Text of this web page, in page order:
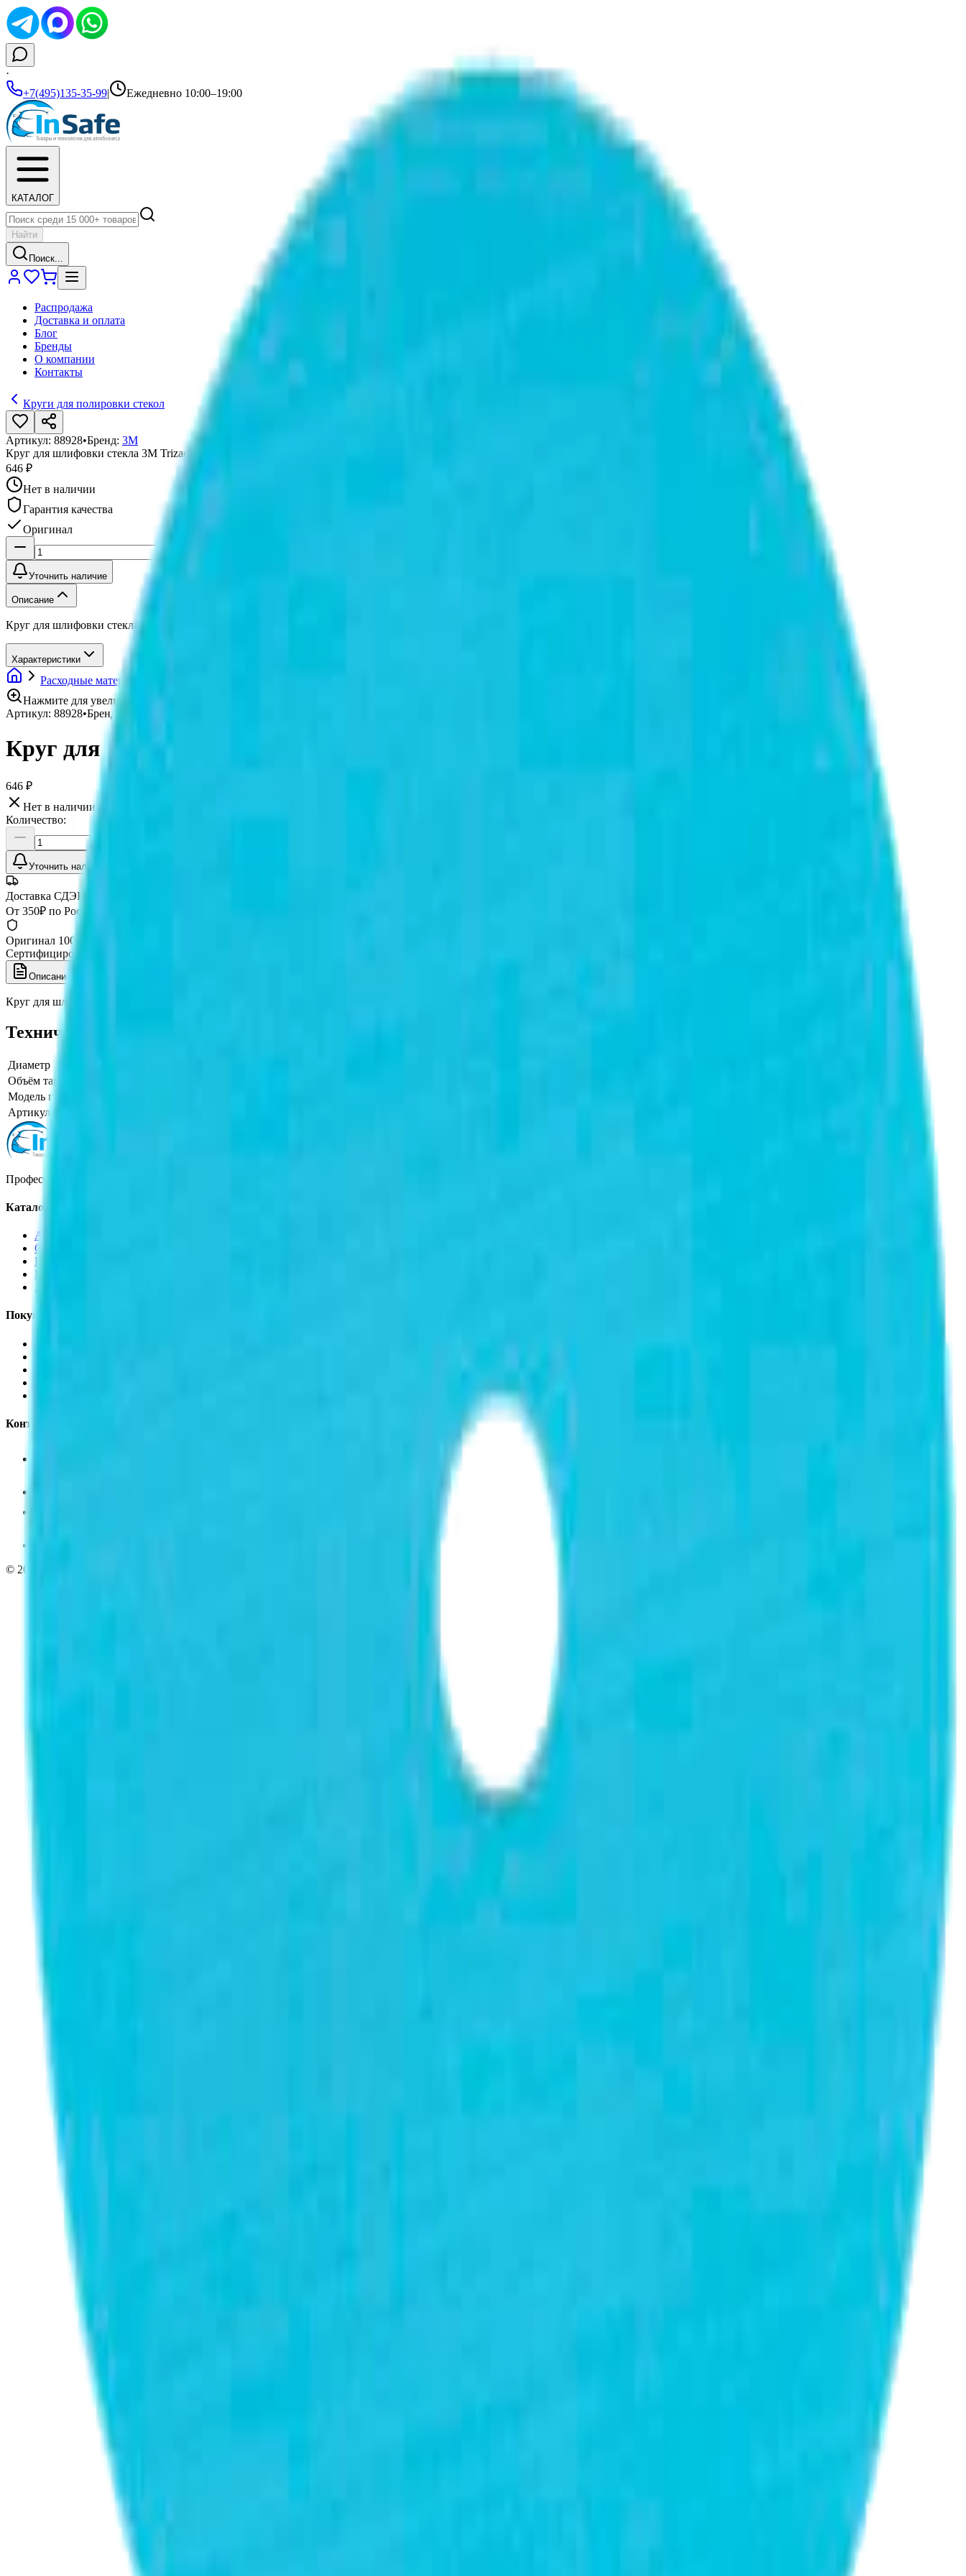
·
+7(495)135-35-99| Ежедневно 10:00–19:00
КАТАЛОГ
Найти
Поиск...
Распродажа
Доставка и оплата
Блог
Бренды
О компании
Контакты
Круги для полировки стекол
Артикул: 88928•Бренд: 3М
Круг для шлифовки стекла 3М Trizact 268ХА 88928 А10 голубой 125 мм
646 ₽
Нет в наличии
Гарантия качества
Оригинал
Уточнить наличие
Описание
Круг для шлифовки стекла 3М Trizact 268ХА 88928 А10 голубой 125 мм
Характеристики
Расходные материалы
Нажмите для увеличения
Артикул: 88928•Бренд:
Круг для шлифовки стекла 3М Trizact 268ХА 88928 А10 голубой 125 мм
646 ₽
Нет в наличии
Количество:
Уточнить наличие
Доставка СДЭК
От 350₽ по России
Оригинал 100%
Сертифицированный товар
Описание
Круг для шлифовки стекла 3М Trizact 268ХА 88928 А10 голубой 125 мм
Технические характеристики
Диаметр
Объём тары, фасовка
Модель производителя
Артикул производителя
Профессиональная автохимия, оборудование и расходные материалы для детейлинга.
Каталог
Автохимия
Оборудование
Расходные материалы
Инструменты
Покупателям
Контакты
© 2026